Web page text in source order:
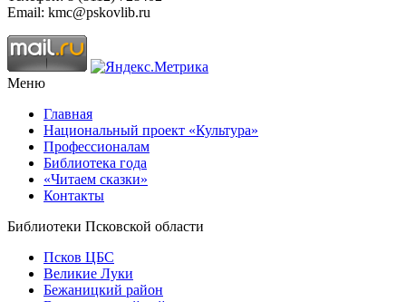
Email: kmc@pskovlib.ru
Меню
Главная
Национальный проект «Культура»
Профессионалам
Библиотека года
«Читаем сказки»
Контакты
Библиотеки Псковской области
Псков ЦБС
Великие Луки
Бежаницкий район